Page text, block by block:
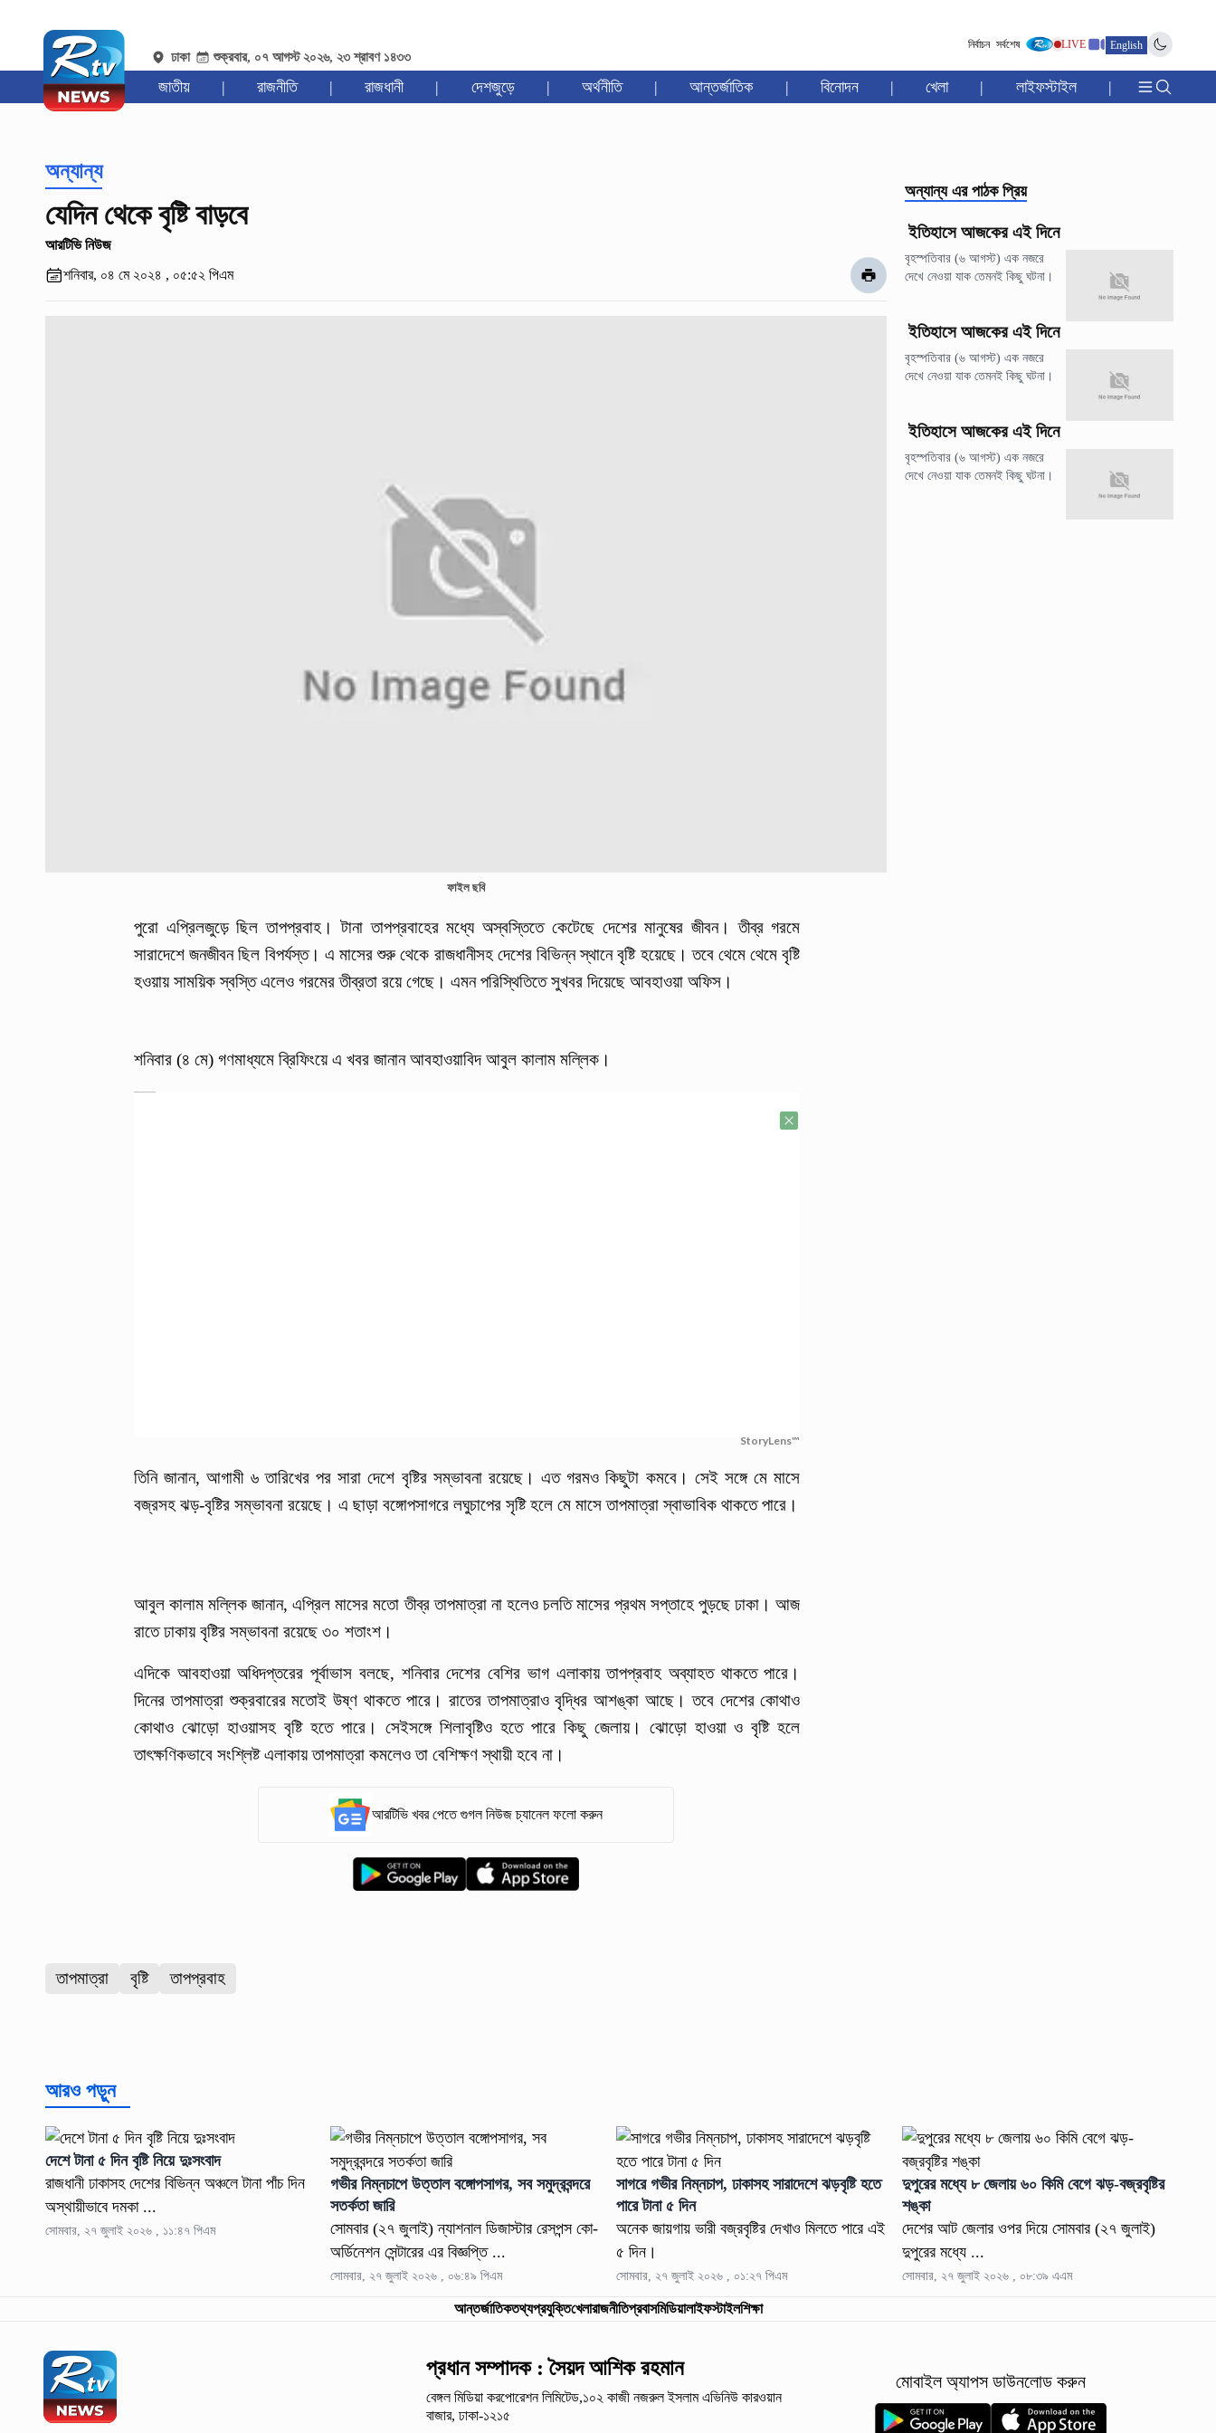
ঢাকা শুক্রবার, ০৭ আগস্ট ২০২৬, ২৩ শ্রাবণ ১৪৩৩
নির্বাচন সর্বশেষ LIVE English
জাতীয় | রাজনীতি | রাজধানী | দেশজুড়ে | অর্থনীতি | আন্তর্জাতিক | বিনোদন | খেলা | লাইফস্টাইল |
অন্যান্য
যেদিন থেকে বৃষ্টি বাড়বে
আরটিভি নিউজ
শনিবার, ০৪ মে ২০২৪ , ০৫:৫২ পিএম
ফাইল ছবি
পুরো এপ্রিলজুড়ে ছিল তাপপ্রবাহ।‌ টানা তাপপ্রবাহের মধ্যে অস্বস্তিতে কেটেছে দেশের মানুষের জীবন। তীব্র গরমে
সারাদেশে জনজীবন ছিল বিপর্যস্ত। এ মাসের শুরু থেকে রাজধানীসহ দেশের বিভিন্ন স্থানে বৃষ্টি হয়েছে। তবে থেমে থেমে বৃষ্টি
হওয়ায় সাময়িক স্বস্তি এলেও গরমের তীব্রতা রয়ে গেছে। এমন পরিস্থিতিতে সুখবর দিয়েছে আবহাওয়া অফিস।
শনিবার (৪ মে) গণমাধ্যমে ব্রিফিংয়ে এ খবর জানান আবহাওয়াবিদ আবুল কালাম মল্লিক।
StoryLens™
তিনি জানান, আগামী ৬ তারিখের পর সারা দেশে বৃষ্টির সম্ভাবনা রয়েছে। এত গরমও কিছুটা কমবে। সেই সঙ্গে মে মাসে
বজ্রসহ ঝড়-বৃষ্টির সম্ভাবনা রয়েছে। এ ছাড়া বঙ্গোপসাগরে লঘুচাপের সৃষ্টি হলে মে মাসে তাপমাত্রা স্বাভাবিক থাকতে পারে।
আবুল কালাম মল্লিক জানান, এপ্রিল মাসের মতো তীব্র তাপমাত্রা না হলেও চলতি মাসের প্রথম সপ্তাহে পুড়ছে ঢাকা। আজ
রাতে ঢাকায় বৃষ্টির সম্ভাবনা রয়েছে ৩০ শতাংশ।
এদিকে আবহাওয়া অধিদপ্তরের পূর্বাভাস বলছে, শনিবার দেশের বেশির ভাগ এলাকায় তাপপ্রবাহ অব্যাহত থাকতে পারে।
দিনের তাপমাত্রা শুক্রবারের মতোই উষ্ণ থাকতে পারে। রাতের তাপমাত্রাও বৃদ্ধির আশঙ্কা আছে। তবে দেশের কোথাও
কোথাও ঝোড়ো হাওয়াসহ বৃষ্টি হতে পারে। সেইসঙ্গে শিলাবৃষ্টিও হতে পারে কিছু জেলায়। ঝোড়ো হাওয়া ও বৃষ্টি হলে
তাৎক্ষণিকভাবে সংশ্লিষ্ট এলাকায় তাপমাত্রা কমলেও তা বেশিক্ষণ স্থায়ী হবে না।
আরটিভি খবর পেতে গুগল নিউজ চ্যানেল ফলো করুন
তাপমাত্রা বৃষ্টি তাপপ্রবাহ
অন্যান্য এর পাঠক প্রিয়
ইতিহাসে আজকের এই দিনে
বৃহস্পতিবার (৬ আগস্ট) এক নজরে
দেখে নেওয়া যাক তেমনই কিছু ঘটনা।
ইতিহাসে আজকের এই দিনে
বৃহস্পতিবার (৬ আগস্ট) এক নজরে
দেখে নেওয়া যাক তেমনই কিছু ঘটনা।
ইতিহাসে আজকের এই দিনে
বৃহস্পতিবার (৬ আগস্ট) এক নজরে
দেখে নেওয়া যাক তেমনই কিছু ঘটনা।
আরও পড়ুন
দেশে টানা ৫ দিন বৃষ্টি নিয়ে দুঃসংবাদ
রাজধানী ঢাকাসহ দেশের বিভিন্ন অঞ্চলে টানা পাঁচ দিন
অস্থায়ীভাবে দমকা ...
সোমবার, ২৭ জুলাই ২০২৬ , ১১:৪৭ পিএম
গভীর নিম্নচাপে উত্তাল বঙ্গোপসাগর, সব সমুদ্রবন্দরে
সতর্কতা জারি
সোমবার (২৭ জুলাই) ন্যাশনাল ডিজাস্টার রেসপন্স কো-
অর্ডিনেশন সেন্টারের এর বিজ্ঞপ্তি ...
সোমবার, ২৭ জুলাই ২০২৬ , ০৬:৪৯ পিএম
সাগরে গভীর নিম্নচাপ, ঢাকাসহ সারাদেশে ঝড়বৃষ্টি হতে
পারে টানা ৫ দিন
অনেক জায়গায় ভারী বজ্রবৃষ্টির দেখাও মিলতে পারে এই
৫ দিন।
সোমবার, ২৭ জুলাই ২০২৬ , ০১:২৭ পিএম
দুপুরের মধ্যে ৮ জেলায় ৬০ কিমি বেগে ঝড়-বজ্রবৃষ্টির
শঙ্কা
দেশের আট জেলার ওপর দিয়ে সোমবার (২৭ জুলাই)
দুপুরের মধ্যে ...
সোমবার, ২৭ জুলাই ২০২৬ , ০৮:৩৯ এএম
আন্তর্জাতিকতথ্যপ্রযুক্তিখেলারাজনীতিপ্রবাসমিডিয়ালাইফস্টাইলশিক্ষা
প্রধান সম্পাদক : সৈয়দ আশিক রহমান
বেঙ্গল মিডিয়া করপোরেশন লিমিটেড,১০২ কাজী নজরুল ইসলামএভিনিউ কারওয়ান
বাজার, ঢাকা-১২১৫
মোবাইল অ্যাপস ডাউনলোড করুন